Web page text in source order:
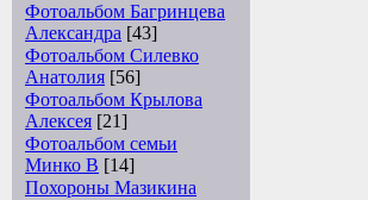
Фотоальбом Багринцева
Александра [43]
Фотоальбом Силевко
Анатолия [56]
Фотоальбом Крылова
Алексея [21]
Фотоальбом семьи
Минко В [14]
Похороны Мазикина